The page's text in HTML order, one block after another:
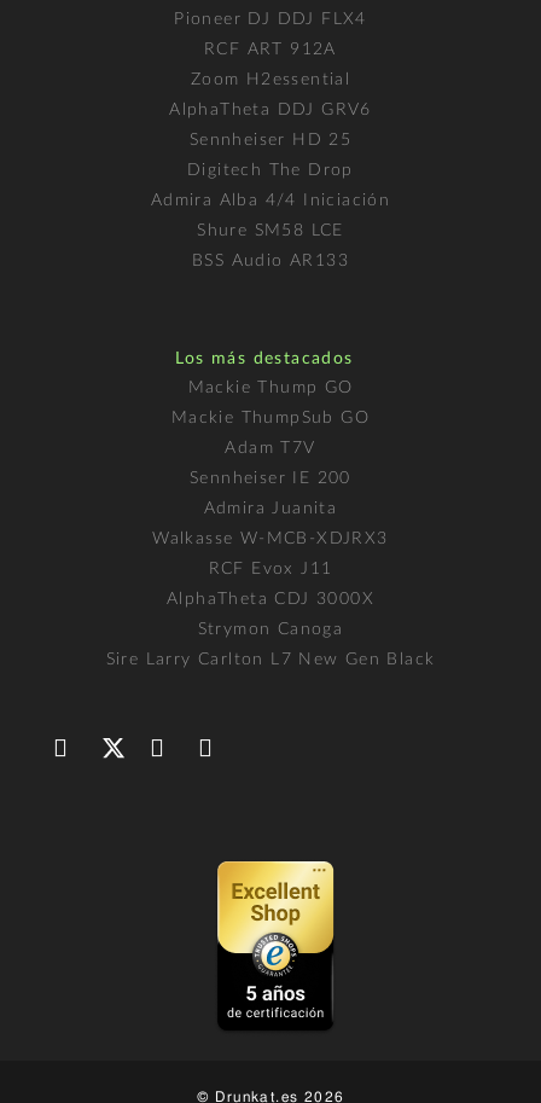
Pioneer DJ DDJ FLX4
RCF ART 912A
Zoom H2essential
AlphaTheta DDJ GRV6
Sennheiser HD 25
Digitech The Drop
Admira Alba 4/4 Iniciación
Shure SM58 LCE
BSS Audio AR133
Los más destacados
Mackie Thump GO
Mackie ThumpSub GO
Adam T7V
Sennheiser IE 200
Admira Juanita
Walkasse W-MCB-XDJRX3
RCF Evox J11
AlphaTheta CDJ 3000X
Strymon Canoga
Sire Larry Carlton L7 New Gen Black
© Drunkat.es 2026